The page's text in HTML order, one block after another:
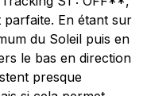
En étant sur
du Soleil puis en
le bas en direction
presque